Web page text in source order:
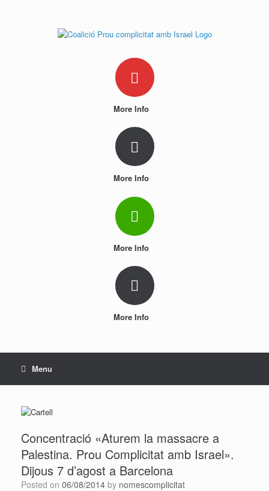
More Info
More Info
More Info
More Info
Menu
Concentració «Aturem la massacre a
Palestina. Prou Complicitat amb Israel».
Dijous 7 d’agost a Barcelona
Posted on 06/08/2014 by nomescomplicitat